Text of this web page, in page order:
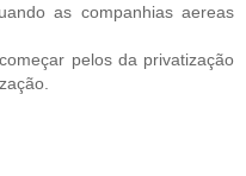
as companhias aereas
pelos da privatização